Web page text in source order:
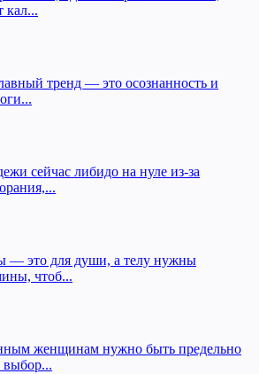
кал...
тренд — это осознанность и
сейчас либидо на нуле из-за
— это для души, а телу нужны
чтоб...
женщинам нужно быть предельно